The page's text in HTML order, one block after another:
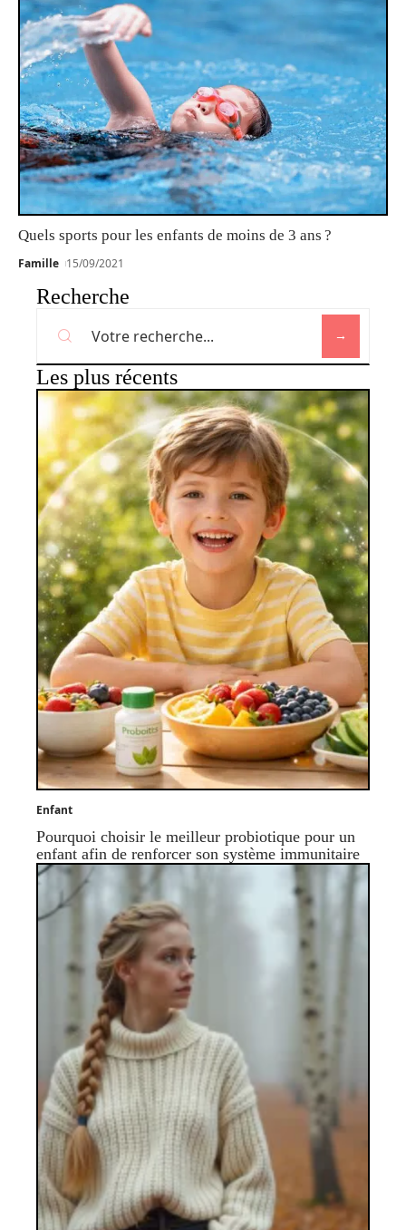
Quels sports pour les enfants de moins de 3 ans ?
Famille 15/09/2021
Recherche
Les plus récents
Enfant
Pourquoi choisir le meilleur probiotique pour un
enfant afin de renforcer son système immunitaire